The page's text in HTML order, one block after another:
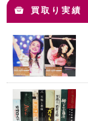
買取り実績